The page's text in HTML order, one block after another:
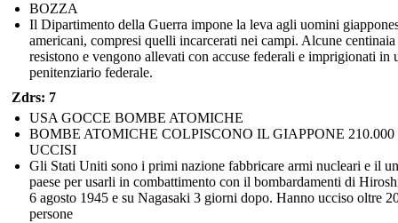
BOZZA
Il Dipartimento della Guerra impone la leva agli uomini
americani, compresi quelli incarcerati nei campi. Alcune centinaia
resistono e vengono allevati con accuse federali e imprigionati in
penitenziario federale.
Zdrs: 7
USA GOCCE BOMBE ATOMICHE
BOMBE ATOMICHE COLPISCONO IL GIAPPONE 210.000
UCCISI
Gli Stati Uniti sono i primi nazione fabbricare armi nucleari e il
paese per usarli in combattimento con il bombardamenti di
6 agosto 1945 e su Nagasaki 3 giorni dopo. Hanno ucciso oltre
persone